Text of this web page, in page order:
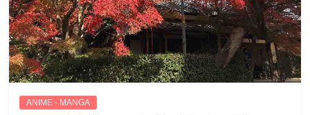
ANIME - MANGA